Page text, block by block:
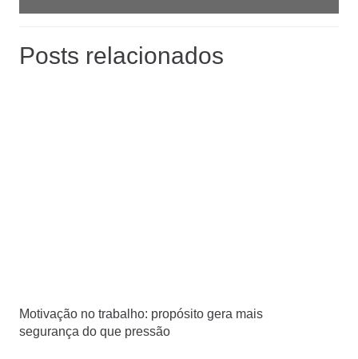
Posts relacionados
Motivação no trabalho: propósito gera mais
segurança do que pressão